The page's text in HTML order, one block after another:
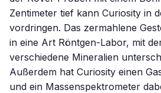
Zentimeter tief kann Curiosity in
vordringen. Das zermahlene
in eine Art Röntgen-Labor, mit
verschiedene Mineralien
Außerdem hat Curiosity einen
und ein Massenspektrometer